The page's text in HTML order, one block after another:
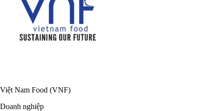
Việt Nam Food (VNF)
Doanh nghiệp